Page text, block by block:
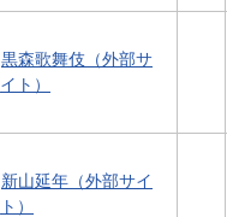
黒森歌舞伎（外部サ
イト）
新山延年（外部サイ
ト）